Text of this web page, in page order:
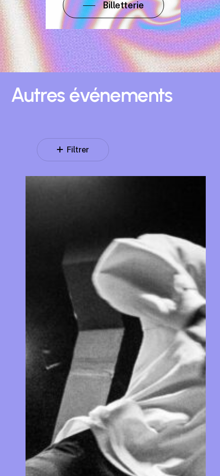
Billetterie
Autres événements
Filtrer